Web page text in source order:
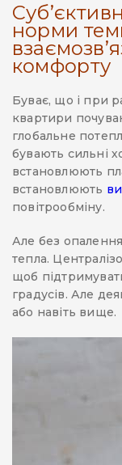
норми
комфорту
Буває, що і при
квартири
глобальне
бувають сильні
встановлюють
встановлюють
повітрообміну.
Але без
тепла.
щоб
градусів. Але
або навіть вище.